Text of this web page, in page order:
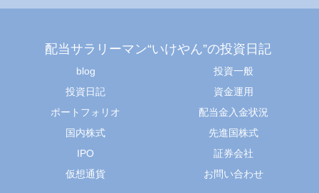
配当サラリーマン“いけやん”の投資日記 ​
blog
投資一般
投資日記
資金運用
ポートフォリオ
配当金入金状況
国内株式
先進国株式
IPO
証券会社
仮想通貨
お問い合わせ